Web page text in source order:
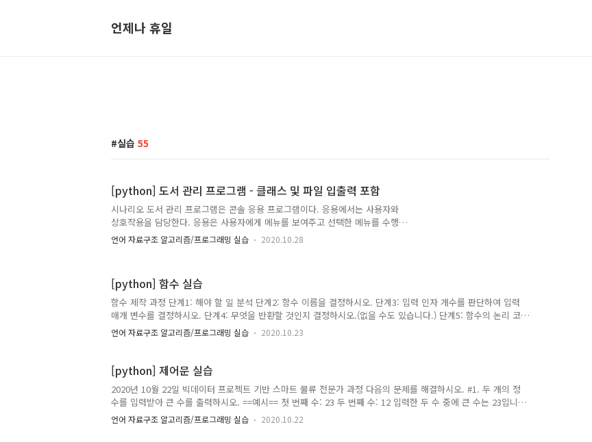
언제나 휴일
실습 55
[python] 도서 관리 프로그램 - 클래스 및 파일 입출력 포함
시나리오 도서 관리 프로그램은 콘솔 응용 프로그램이다. 응용에서는 사용자와
상호작용을 담당한다. 응용은 사용자에게 메뉴를 보여주고 선택한 메뉴를 수행하
는 것을 반복한다. 메뉴에는 장르 추가, 도서 추가,도서 삭제, 도서 검색, 전체 도
서 보기, 프로그램 종료가 있다. 장르 추가를 선택하면 추가할 장르 명을 입력받
력받는다. 도서 삭제 기능에서는 도서의 ISBN을 사용자로부터 입력받아 삭제한
다. 도서 검색 기능에서는 도서의 ISBN을 사용자로부터 입력받아 검색한다. 전
체 보기에서는 전체 도서 정보를 출력한다. 프로그램 종료할 때 데이터를 파일에
저..
언어 자료구조 알고리즘/프로그래밍 실습 2020.10.28
[python] 함수 실습
함수 제작 과정 단계1: 해야 할 일 분석 단계2: 함수 이름을 결정하시오. 단계3: 입력 인자 개수를 판단하여 입력
매개 변수를 결정하시오. 단계4: 무엇을 반환할 것인지 결정하시오.(없을 수도 있습니다.) 단계5: 함수의 논리 코드
를 의사 코드로 작성하시오. 단계6: 함수를 구현하시오. 단계7: 함수를 호출하여 사용하는 코드를 작성하시오. 실
습 1. 소수(Prime Number)인지 판별하는 함수를 작성하시오. 사용 예=== 정수 입력: 3 소수입니다. 정수 입력: 8
i in range(2,num): #반복 i in 구간(2~num-1) if num%i ==0:#조건 ..
언어 자료구조 알고리즘/프로그래밍 실습 2020.10.23
[python] 제어문 실습
2020년 10월 22일 빅데이터 프로젝트 기반 스마트 물류 전문가 과정 다음의 문제를 해결하시오. #1. 두 개의 정
수를 입력받아 큰 수를 출력하시오. ==예시== 첫 번째 수: 23 두 번째 수: 12 입력한 두 수 중에 큰 수는 23입니
다. ==예시== 첫 번째 수: 12 두 번째 수: 35 입력한 두 수 중에 큰 수는 35입니다. 더보기 #1. 두 개의 정수를 입
력받아 큰 수를 출력하시오. num1 = int(input("첫 번째 정수:"))#첫 번째 정수를 입력받는다. num2 =
언어 자료구조 알고리즘/프로그래밍 실습 2020.10.22